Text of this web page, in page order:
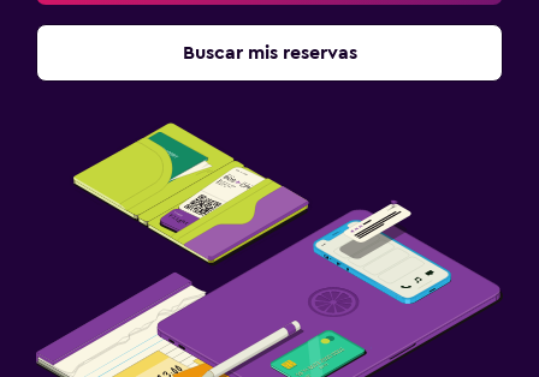
Buscar mis reservas